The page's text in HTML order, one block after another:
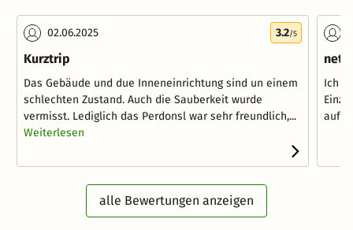
02.06.2025 3.2/5
Kurztrip
Das Gebäude und due Inneneinrichtung sind un einem
schlechten Zustand. Auch die Sauberkeit wurde
vermisst. Lediglich das Perdonsl war sehr freundlich,...
Weiterlesen
Ich
auf
alle Bewertungen anzeigen